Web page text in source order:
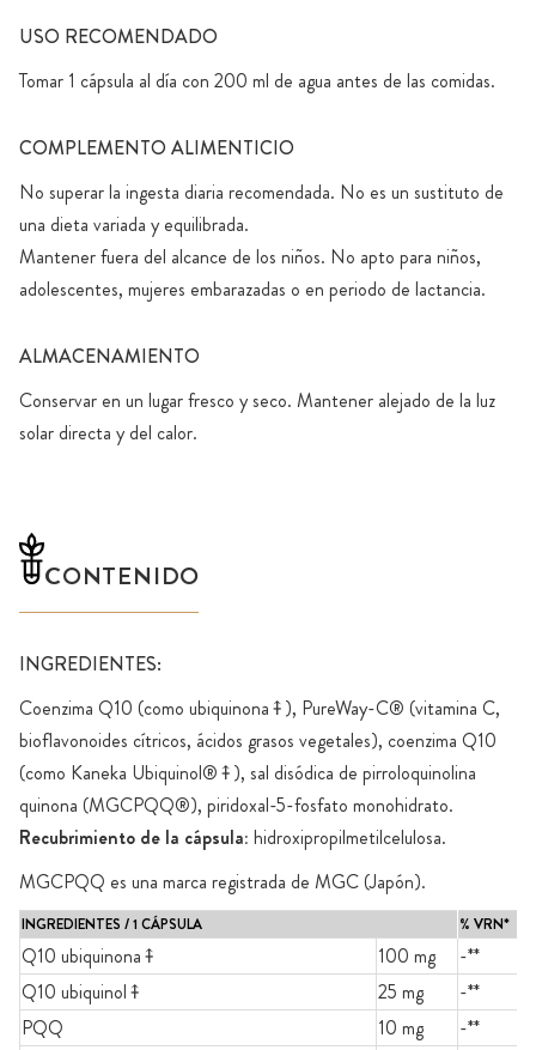
USO RECOMENDADO
Tomar 1 cápsula al día con 200 ml de agua antes de las comidas.
COMPLEMENTO ALIMENTICIO
No superar la ingesta diaria recomendada. No es un sustituto de
una dieta variada y equilibrada.
Mantener fuera del alcance de los niños. No apto para niños,
adolescentes, mujeres embarazadas o en periodo de lactancia.
ALMACENAMIENTO
Conservar en un lugar fresco y seco. Mantener alejado de la luz
solar directa y del calor.
CONTENIDO
INGREDIENTES:
Coenzima Q10 (como ubiquinona⤉), PureWay-C® (vitamina C,
bioflavonoides cítricos, ácidos grasos vegetales), coenzima Q10
(como Kaneka Ubiquinol®⤉), sal disódica de pirroloquinolina
quinona (MGCPQQ®), piridoxal-5-fosfato monohidrato.
Recubrimiento de la cápsula: hidroxipropilmetilcelulosa.
MGCPQQ es una marca registrada de MGC (Japón).
INGREDIENTES / 1 CÁPSULA % VRN*
Q10 ubiquinona⤉ 100 mg
-**
Q10 ubiquinol⤉
25 mg
-**
PQQ
10 mg -**